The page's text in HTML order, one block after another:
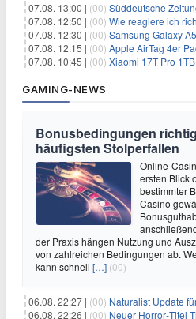
07.08. 13:00 | (00) Süddeutsche Zeitung
07.08. 12:50 | (00) Wie reagiere ich
07.08. 12:30 | (00) Samsung Galaxy A57 5G (256GB) + 50GB
07.08. 12:15 | (00) Apple AirTag 4er Pack (2. Gen.), Allnet
07.08. 10:45 | (00) Xiaomi 17T Pro 1TB + Unlimited 5G +
GAMING-NEWS
Bonusbedingungen
häufigsten Stolperfallen
Online-
ersten Blick
bestimmter
Casino
der Praxis hängen Nutzung und
von zahlreichen Bedingungen ab.
kann schnell […] (00)
06.08. 22:27 | (00) Naturalist Update für Ball x Pit
06.08. 22:26 | (00) Neuer Horror‑Titel